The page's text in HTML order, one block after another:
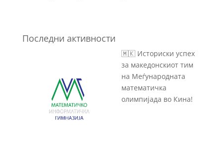
Последни активности
🇲🇰 Историски успех
за македонскиот тим
на Меѓународната
математичка
олимпијада во Кина!